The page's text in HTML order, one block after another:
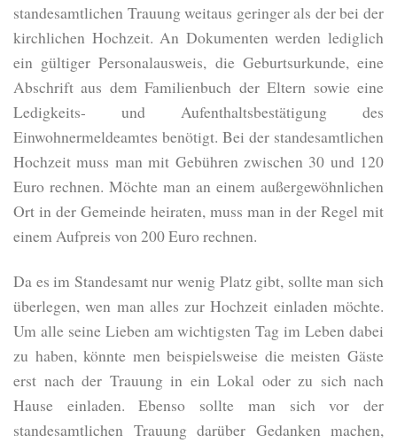
standesamtlichen Trauung weitaus geringer als der bei der
kirchlichen Hochzeit. An Dokumenten werden lediglich
ein gültiger Personalausweis, die Geburtsurkunde, eine
Abschrift aus dem Familienbuch der Eltern sowie eine
Ledigkeits- und Aufenthaltsbestätigung des
Einwohnermeldeamtes benötigt. Bei der standesamtlichen
Hochzeit muss man mit Gebühren zwischen 30 und 120
Euro rechnen. Möchte man an einem außergewöhnlichen
Ort in der Gemeinde heiraten, muss man in der Regel mit
einem Aufpreis von 200 Euro rechnen.
Da es im Standesamt nur wenig Platz gibt, sollte man sich
überlegen, wen man alles zur Hochzeit einladen möchte.
Um alle seine Lieben am wichtigsten Tag im Leben dabei
zu haben, könnte men beispielsweise die meisten Gäste
erst nach der Trauung in ein Lokal oder zu sich nach
Hause einladen. Ebenso sollte man sich vor der
standesamtlichen Trauung darüber Gedanken machen,